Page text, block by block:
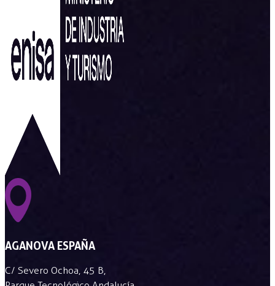
AGANOVA ESPAÑA
C/ Severo Ochoa, 45 B,